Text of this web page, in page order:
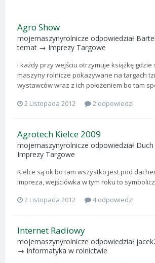
Agro Show
mojemaszynyrolnicze odpowiedział
temat → Imprezy Targowe
i każdy przy wejściu otrzymuje książkę gdzie
maszyny rolnicze pokazywane na targach
wystawców wraz z ich położeniem bo tam
2 Listopada 2012
2 odpowiedzi
Agrotech Kielce 2009
mojemaszynyrolnicze odpowiedział Duch
Imprezy Targowe
Kielce są ok bo tam wszystko jest pod
impreza, wejściówka w tym roku to
2 Listopada 2012
4 odpowiedzi
Internet Radiowy
mojemaszynyrolnicze odpowiedział
→ Informatyka w rolnictwie